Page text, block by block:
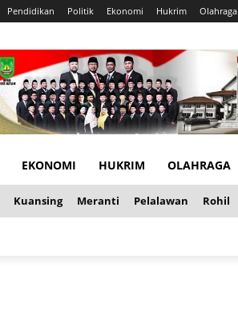
Pendidikan Politik Ekonomi Hukrim Olahraga
EKONOMI HUKRIM OLAHRAGA
Kuansing Meranti Pelalawan Rohil